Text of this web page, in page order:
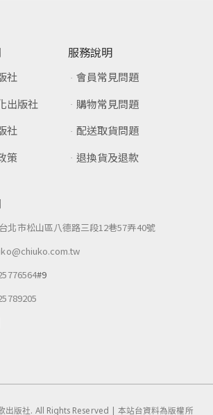
社
出版社
社
策
服務說明
會員常見問題
購物常見問題
配送取貨問題
退換貨及退款
北市松山區八德路三段12巷57弄40號
#9
版社. All Rights Reserved | 本站台資料為版權所